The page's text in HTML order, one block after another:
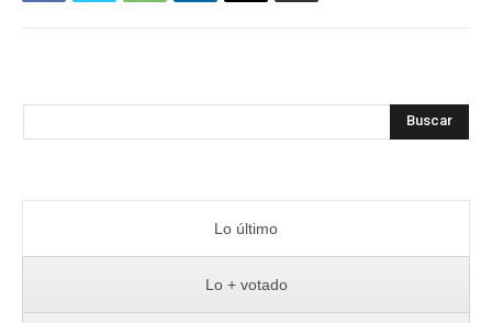
Buscar
Lo último
Lo + votado